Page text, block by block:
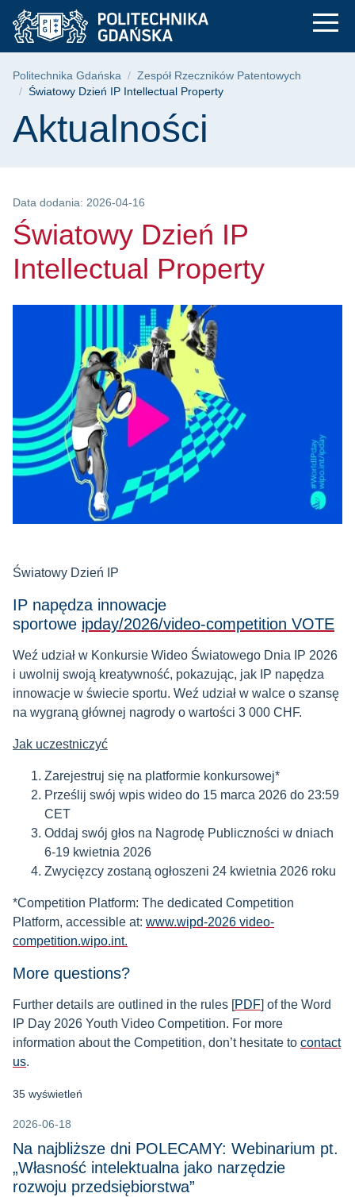
Przejdź
do
menu
Przejdź
do
wyszukiwarki
Przejdź
do
treści
Światowy Dzień IP
Ścieżka nawigacyjna
Politechnika Gdańska
Zespół Rzeczników Patentowych
Światowy Dzień IP Intellectual Property
Treść strony
Aktualności
Data dodania: 2026-04-16
Światowy Dzień IP
Intellectual Property
Światowy Dzień IP
IP napędza innowacje
sportowe ipday/2026/video-competition VOTE
Weź udział w Konkursie Wideo Światowego Dnia IP 2026
i uwolnij swoją kreatywność, pokazując, jak IP napędza
innowacje w świecie sportu. Weź udział w walce o szansę
na wygraną głównej nagrody o wartości 3 000 CHF.
Jak uczestniczyć
Zarejestruj się na platformie konkursowej*
Prześlij swój wpis wideo do 15 marca 2026 do 23:59
CET
Oddaj swój głos na Nagrodę Publiczności w dniach
6-19 kwietnia 2026
Zwycięzcy zostaną ogłoszeni 24 kwietnia 2026 roku
*Competition Platform: The dedicated Competition
Platform, accessible at: www.wipd-2026 video-
competition.wipo.int.
More questions?
Further details are outlined in the rules [PDF] of the Word
IP Day 2026 Youth Video Competition. For more
information about the Competition, don’t hesitate to contact
us.
35 wyświetleń
2026-06-18
Na najbliższe dni POLECAMY: Webinarium pt.
„Własność intelektualna jako narzędzie
rozwoju przedsiębiorstwa”